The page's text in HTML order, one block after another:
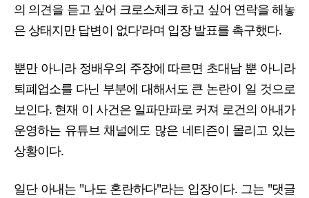
의 의견을 듣고 싶어 크로스체크 하고 싶어 연락을 해놓
은 상태지만 답변이 없다'라며 입장 발표를 촉구했다.
뿐만 아니라 정배우의 주장에 따르면 초대남 뿐 아니라
퇴폐업소를 다닌 부분에 대해서도 큰 논란이 일 것으로
보인다. 현재 이 사건은 일파만파로 커져 로건의 아내가
운영하는 유튜브 채널에도 많은 네티즌이 몰리고 있는
상황이다.
일단 아내는 "나도 혼란하다"라는 입장이다. 그는 "댓글